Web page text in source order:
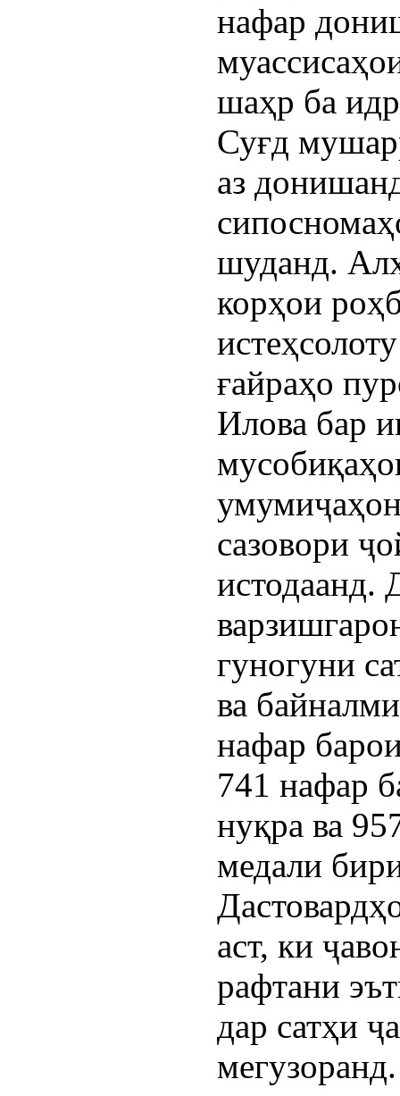
нафар
шаҳр ба
Суғд
аз
шуданд.
корҳои
ғайраҳо
Илова бар
сазовори
истодаанд.
гуногуни
ва
нафар
741 нафар
нуқра ва
медали
аст, ки
рафтани
дар сатҳи